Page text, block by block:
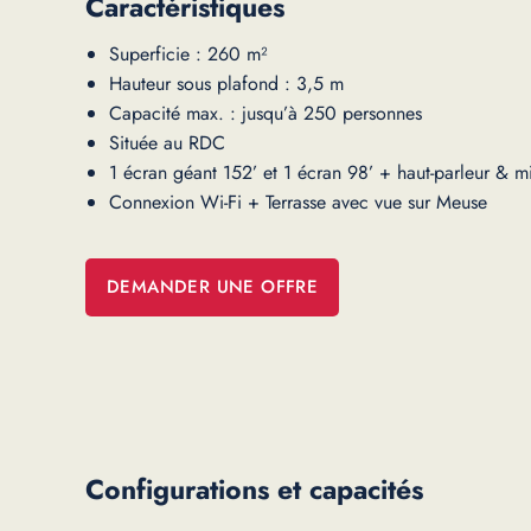
Superficie : 260 m²
Hauteur sous plafond : 3,5 m
Capacité max. : jusqu’à 250 personnes
Située au RDC
1 écran géant 152’ et 1 écran 98’ + haut-parleur &
Connexion Wi-Fi + Terrasse avec vue sur Meuse
DEMANDER UNE OFFRE
Configurations et capacités